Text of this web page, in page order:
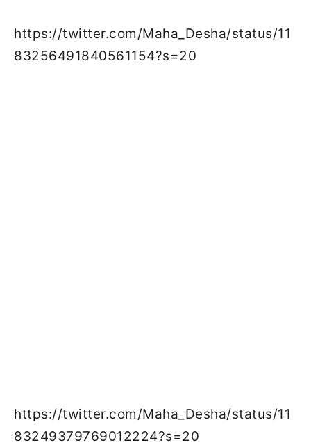
https://twitter.com/Maha_Desha/status/11
83256491840561154?s=20
https://twitter.com/Maha_Desha/status/11
83249379769012224?s=20